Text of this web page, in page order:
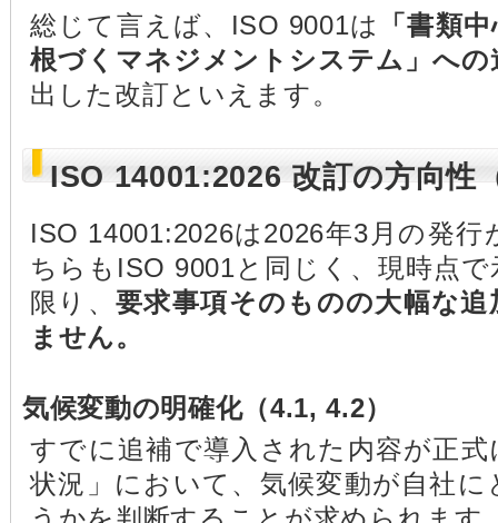
総じて言えば、ISO 9001は
「書類
根づくマネジメントシステム」への
出した改訂といえます。
ISO 14001:2026 改訂の方向性
ISO 14001:2026は2026年3月の発
ちらもISO 9001と同じく、現時点
限り、要求事項そのものの大幅な
ません。
気候変動の明確化（4.1, 4.2）
すでに追補で導入された内容が正
状況」において、気候変動が自社